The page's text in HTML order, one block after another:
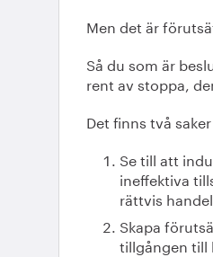
Men det är
Så du som är
rent av stoppa,
Det finns två
Se till att
ineffektiva
rättvis
Skapa
tillgången till